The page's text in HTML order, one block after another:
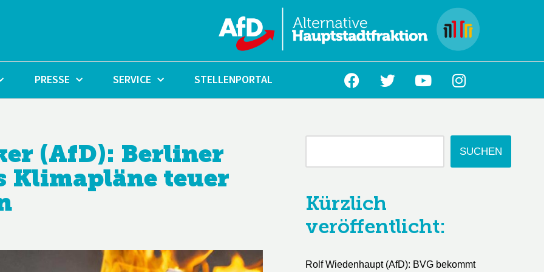
PRESSE SERVICE STELLENPORTAL
(AfD): Berliner
Klimapläne teuer
SUCHEN
Kürzlich
veröffentlicht:
Rolf Wiedenhaupt (AfD): BVG bekommt